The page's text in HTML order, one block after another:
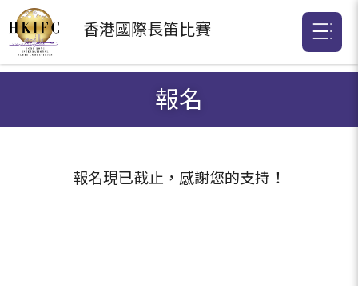
香港國際長笛比賽
報名
報名現已截止，感謝您的支持！